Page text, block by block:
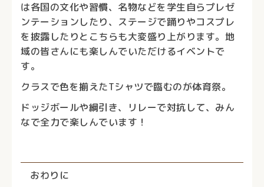
は各国の文化や習慣、名物などを学生自らプレゼ
ンテーションしたり、ステージで踊りやコスプレ
を披露したりとこちらも大変盛り上がります。地
域の皆さんにも楽しんでいただけるイベントで
す。
クラスで色を揃えたTシャツで臨むのが体育祭。
ドッジボールや綱引き、リレーで対抗して、みん
なで全力で楽しんでいます！
おわりに